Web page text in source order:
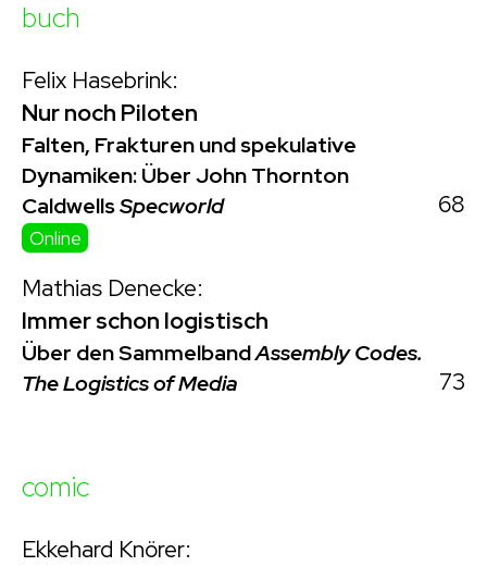
buch
Felix Hasebrink:
Nur noch Piloten
Falten, Frakturen und spekulative
Dynamiken: Über John Thornton
CaldwellsSpecworld
Online
68
Mathias Denecke:
Immer schon logistisch
Über den SammelbandAssembly Codes.
The Logistics of Media
73
comic
Ekkehard Knörer: